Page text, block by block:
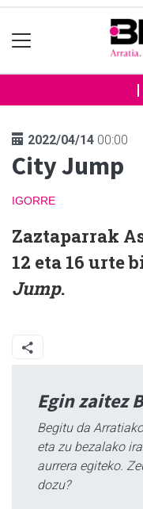
2022/04/14 00:00
City Jump
IGORRE
Zaztaparrak
12 eta 16 urte
Jump.
Egin zaitez
Begitu da
eta zu bezalako
aurrera egiteko.
dozu?